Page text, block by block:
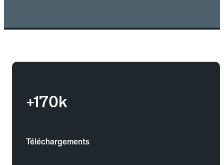
+170k
Téléchargements